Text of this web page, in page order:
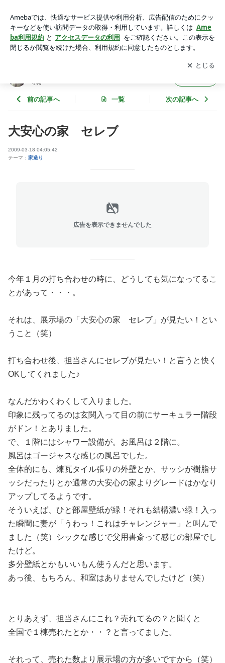
ら、あれ。アプリをダウンロードして ブログの更新通知
を受け取りまし
ょう。
開く
れ。
前の記事へ 一覧 次の記事へ
大安心の家 セレブ
2009-03-18 04:05:42
テーマ： 家造り
広告を表示できませんでした
今年１月の打ち合わせの時に、どうしても気になってるこ
とがあって・・・。
それは、展示場の「大安心の家 セレブ」が見たい！とい
うこと（笑）
打ち合わせ後、担当さんにセレブが見たい！と言うと快く
OKしてくれました♪
なんだかわくわくして入りました。
印象に残ってるのは玄関入って目の前にサーキュラー階段
がドン！とありました。
で、１階にはシャワー設備が。お風呂は２階に。
風呂はゴージャスな感じの風呂でした。
全体的にも、煉瓦タイル張りの外壁とか、サッシが樹脂サ
ッシだったりとか通常の大安心の家よりグレードはかなり
アップしてるようです。
そういえば、ひと部屋壁紙が緑！それも結構濃い緑！入っ
た瞬間に妻が「うわっ！これはチャレンジャー」と叫んで
ました（笑）シックな感じで父用書斎って感じの部屋でし
たけど。
多分壁紙とかもいいもん使うんだと思います。
あっ後、もちろん、和室はありませんでしたけど（笑）
とりあえず、担当さんにこれ？売れてるの？と聞くと
全国で１棟売れたとか・・？と言ってました。
それって、売れた数より展示場の方が多いですから（笑）